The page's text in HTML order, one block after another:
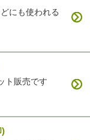
にも使われる
ト販売です
)